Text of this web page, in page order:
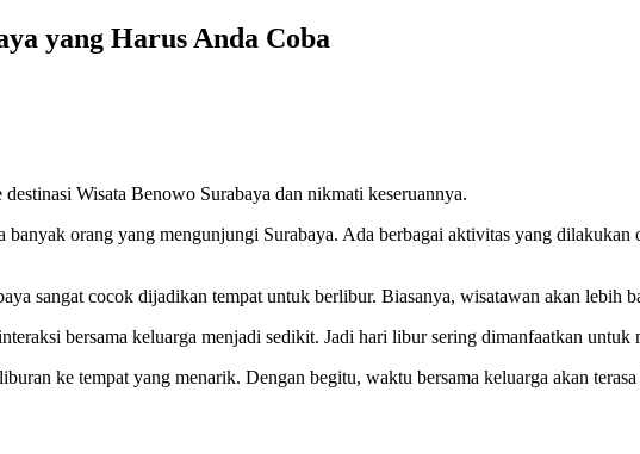
yang Harus Anda Coba
Wisata Benowo Surabaya dan nikmati keseruannya.
orang yang mengunjungi Surabaya. Ada berbagai aktivitas yang
sangat cocok dijadikan tempat untuk berlibur. Biasanya, wisatawan akan lebih
bersama keluarga menjadi sedikit. Jadi hari libur sering dimanfaatkan untuk
ke tempat yang menarik. Dengan begitu, waktu bersama keluarga akan